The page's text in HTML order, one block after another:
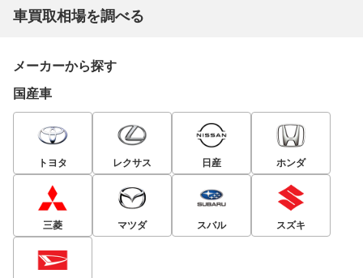
車買取相場を調べる
メーカーから探す
国産車
トヨタ レクサス 日産 ホンダ
三菱 マツダ スバル スズキ